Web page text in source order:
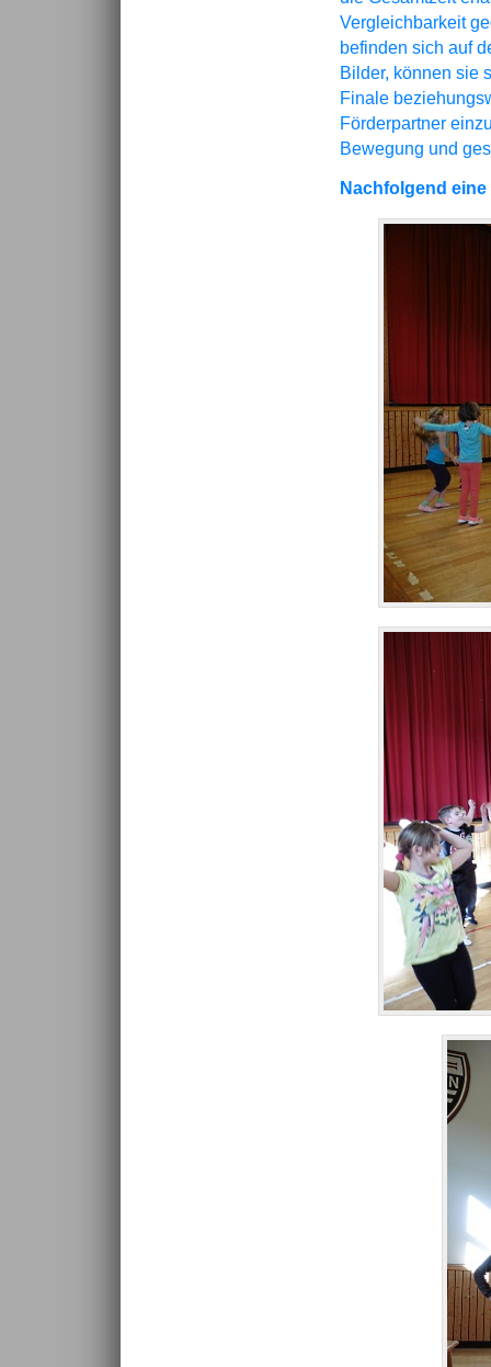
Vergleichbarkeit
befinden sich auf
Bilder, können sie
Finale
Förderpartner
Bewegung und
Nachfolgend